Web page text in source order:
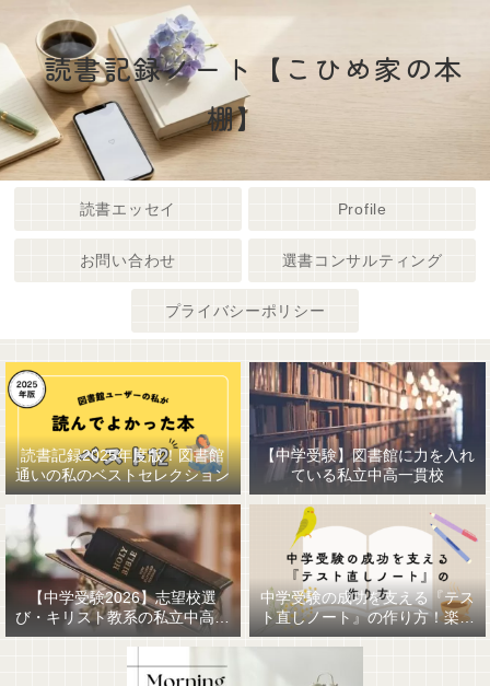
読書記録ノート【こひめ家の本
棚】
読書エッセイ Profile
お問い合わせ 選書コンサルティング
プライバシーポリシー
読書記録2025年度版！図書館
通いの私のベストセレクション
【中学受験】図書館に力を入れ
ている私立中高一貫校
【中学受験2026】志望校選
び・キリスト教系の私立中高一
貫女子校を調べてみました
中学受験の成功を支える『テス
ト直しノート』の作り方！楽に
作るための最強おすすめ文房具